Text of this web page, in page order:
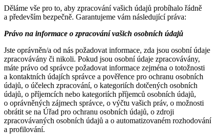
Děláme vše pro to, aby zpracování vašich údajů probíhalo řádně
a především bezpečně. Garantujeme vám následující práva:
Právo na informace o zpracování vašich osobních údajů
Jste oprávněn/a od nás požadovat informace, zda jsou osobní údaje
zpracovávány či nikoli. Pokud jsou osobní údaje zpracovávány,
máte právo od správce požadovat informace zejména o totožnosti
a kontaktních údajích správce a pověřence pro ochranu osobních
údajů, o účelech zpracování, o kategoriích dotčených osobních
údajů, o příjemcích nebo kategoriích příjemců osobních údajů,
o oprávněných zájmech správce, o výčtu vašich práv, o možnosti
obrátit se na Úřad pro ochranu osobních údajů, o zdroji
zpracovávaných osobních údajů a o automatizovaném rozhodování
a profilování.